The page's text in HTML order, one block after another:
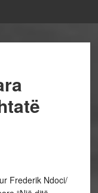
Frederik Ndoci/